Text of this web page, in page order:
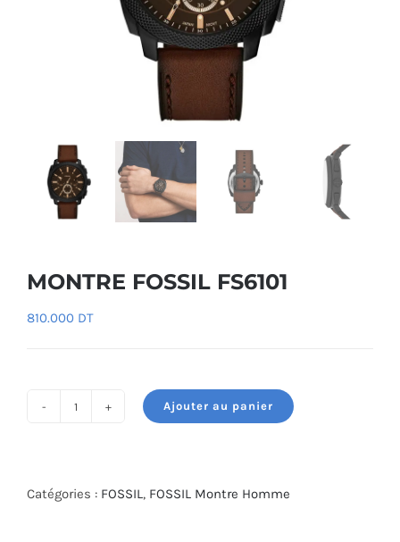
MONTRE FOSSIL FS6101
810.000 DT
FOSSIL
Ajouter au panier
Catégories : FOSSIL, FOSSIL Montre Homme